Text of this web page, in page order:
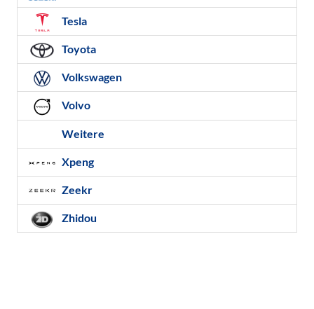
Tesla
Toyota
Volkswagen
Volvo
Weitere
Xpeng
Zeekr
Zhidou